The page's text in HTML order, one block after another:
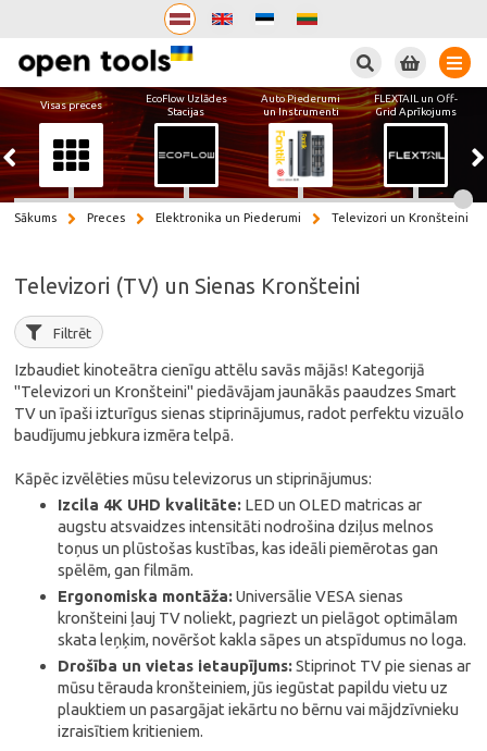
Visas preces
EcoFlow Uzlādes
Stacijas
Auto Piederumi
un Instrumenti
FLEXTAIL un Off-
Grid Aprīkojums
Sākums Preces Elektronika un Piederumi Televizori un Kronšteini
Televizori (TV) un Sienas Kronšteini
Filtrēt
Izbaudiet kinoteātra cienīgu attēlu savās mājās! Kategorijā
"Televizori un Kronšteini" piedāvājam jaunākās paaudzes Smart
TV un īpaši izturīgus sienas stiprinājumus, radot perfektu vizuālo
baudījumu jebkura izmēra telpā.
Kāpēc izvēlēties mūsu televizorus un stiprinājumus:
Izcila 4K UHD kvalitāte: LED un OLED matricas ar
augstu atsvaidzes intensitāti nodrošina dziļus melnos
toņus un plūstošas kustības, kas ideāli piemērotas gan
spēlēm, gan filmām.
Ergonomiska montāža:Universālie VESA sienas
kronšteini ļauj TV noliekt, pagriezt un pielāgot optimālam
skata leņķim, novēršot kakla sāpes un atspīdumus no loga.
Drošība un vietas ietaupījums:Stiprinot TV pie sienas ar
mūsu tērauda kronšteiniem, jūs iegūstat papildu vietu uz
plauktiem un pasargājat iekārtu no bērnu vai mājdzīvnieku
izraisītiem kritieniem.